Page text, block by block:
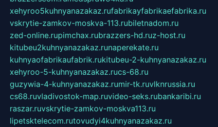
xehyroo5kuhnyanazakaz.rufabrikayfabrikaefabrika.ru
vskrytie-zamkov-moskva-113.rubiletnadom.ru
zed-online.rupimchax.rubrazzers-hd.ruz-host.ru
kitubeu2kuhnyanazakaz.runaperekate.ru
kuhnyaofabrikaufabrik.rukitubeu-2-kuhnyanazakaz.ru
xehyroo-5-kuhnyanazakaz.rucs-68.ru
guzywia-4-kuhnyanazakaz.rumir-tk.ruvlknrussia.ru
cs68.ruvladivostok-map.ruvideo-seks.rubankaribi.ru
raszar.ruvskrytie-zamkov-moskva113.ru
lipetsktelecom.rutovudyi4kuhnyanazakaz.ru